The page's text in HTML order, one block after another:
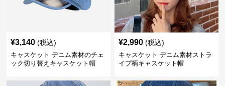
¥3,140 (税込)
キャスケット デニム素材のチェ
ック切り替えキャスケット帽
¥2,990 (税込)
キャスケット デニム素材ストラ
イプ柄キャスケット帽